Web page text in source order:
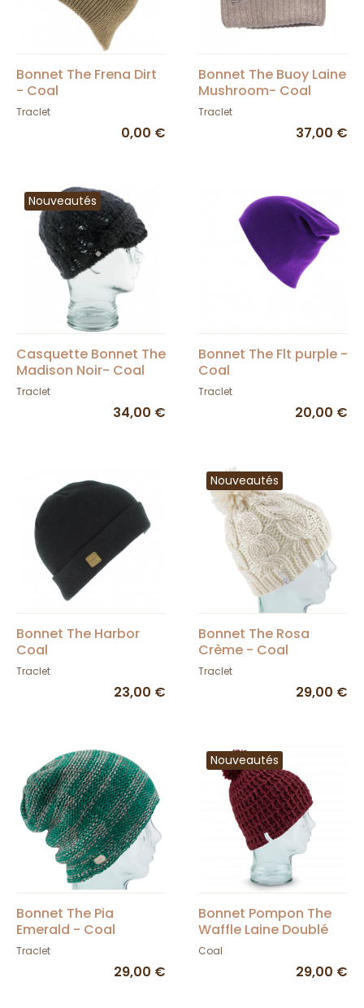
Bonnet The Frena Dirt
- Coal
Traclet
0,00 €
Bonnet The Buoy Laine
Mushroom- Coal
Traclet
37,00 €
Nouveautés
Casquette Bonnet The
Madison Noir- Coal
Traclet
34,00 €
Bonnet The Flt purple -
Coal
Traclet
20,00 €
Bonnet The Harbor
Coal
Traclet
23,00 €
Nouveautés
Bonnet The Rosa
Crème - Coal
Traclet
29,00 €
Bonnet The Pia
Emerald - Coal
Traclet
29,00 €
Nouveautés
Bonnet Pompon The
Waffle Laine Doublé
Polaire Bordeaux -
Coal
29,00 €